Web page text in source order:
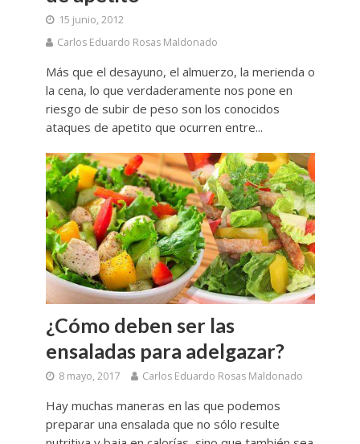
15 junio, 2012
Carlos Eduardo Rosas Maldonado
Más que el desayuno, el almuerzo, la merienda o
la cena, lo que verdaderamente nos pone en
riesgo de subir de peso son los conocidos
ataques de apetito que ocurren entre...
¿Cómo deben ser las
ensaladas para adelgazar?
8 mayo, 2017 Carlos Eduardo Rosas Maldonado
Hay muchas maneras en las que podemos
preparar una ensalada que no sólo resulte